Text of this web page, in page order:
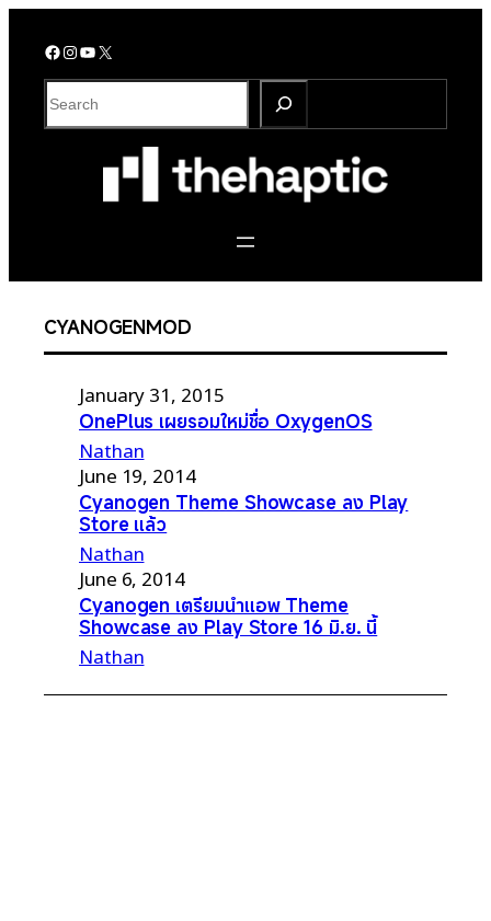
Facebook InstagramYouTube X
S
e
CYANOGENMOD
January 31, 2015
OnePlus เผยรอมใหม่ชื่อ OxygenOS
Nathan
June 19, 2014
Cyanogen Theme Showcase ลง Play
Store แล้ว
Nathan
June 6, 2014
Cyanogen เตรียมนำแอพ Theme
Showcase ลง Play Store 16 มิ.ย. นี้
Nathan